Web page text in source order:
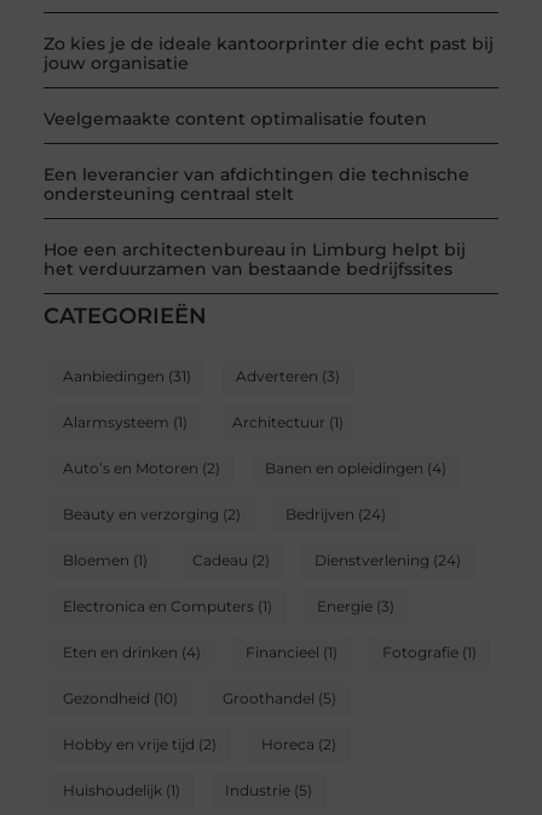
Zo kies je de ideale kantoorprinter die echt past bij
jouw organisatie
Veelgemaakte content optimalisatie fouten
Een leverancier van afdichtingen die technische
ondersteuning centraal stelt
Hoe een architectenbureau in Limburg helpt bij
het verduurzamen van bestaande bedrijfssites
CATEGORIEËN
Aanbiedingen (31) Adverteren (3)
Alarmsysteem (1) Architectuur (1)
Auto’s en Motoren (2) Banen en opleidingen (4)
Beauty en verzorging (2) Bedrijven (24)
Bloemen (1) Cadeau (2) Dienstverlening (24)
Electronica en Computers(1) Energie(3)
Eten en drinken (4) Financieel (1) Fotografie(1)
Gezondheid (10) Groothandel (5)
Hobby en vrije tijd (2) Horeca (2)
Huishoudelijk (1) Industrie(5)